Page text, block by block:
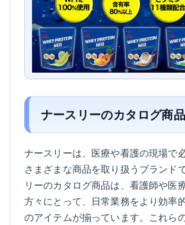
ナースリーのカタログ商
ナースリーは、医療や看護の現場で
さまざまな商品を取り扱うブランド
リーのカタログ商品は、看護師や医
方々にとって、日常業務をより効率
のアイテムが揃っています。これら